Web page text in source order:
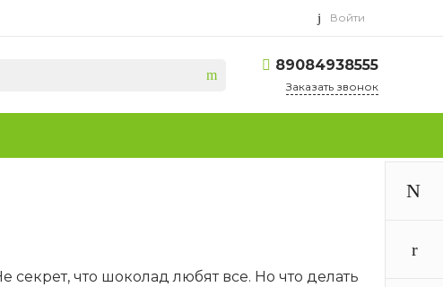
Войти
89084938555
Заказать звонок
что шоколад любят все. Но что делать